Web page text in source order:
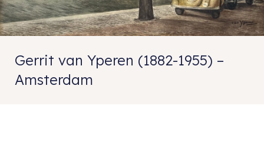
Gerrit van Yperen (1882-1955) –
Amsterdam